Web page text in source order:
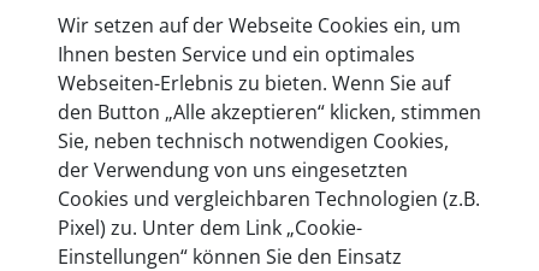
In den Kfz-Diagnosegeräten von autoaid stecken
mehr als 10 Jahre Erfahrung, und auch in Zukunft
entwickeln wir unsere Produkte am Standort in
Berlin laufend weiter. Auf diese Qualität vertrauen
heute mehr als 60.000 Privatkunden und
Unternehmen.
Wir setzen auf der Webseite Cookies ein, um
Ihnen besten Service und ein optimales
Webseiten-Erlebnis zu bieten. Wenn Sie auf
den Button „Alle akzeptieren“ klicken, stimmen
Sie, neben technisch notwendigen Cookies,
der Verwendung von uns eingesetzten
Cookies und vergleichbaren Technologien (z.B.
Pixel) zu. Unter dem Link „Cookie-
Einstellungen“ können Sie den Einsatz